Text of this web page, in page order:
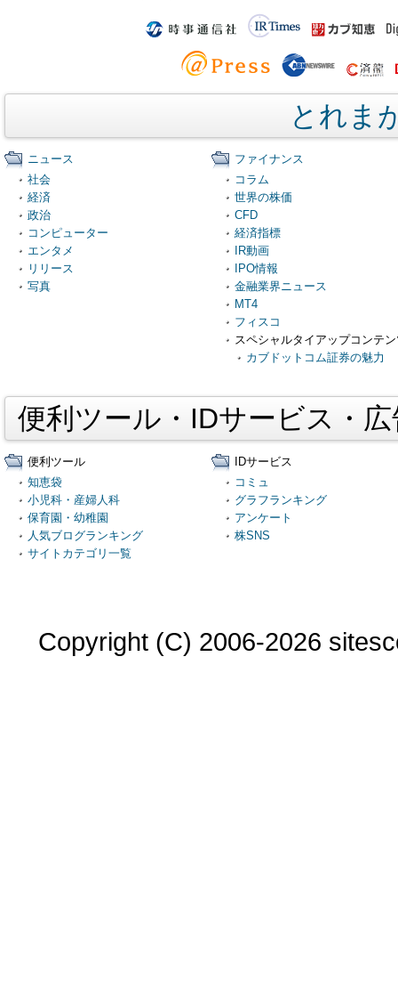
とれま
ニュース
社会
経済
政治
コンピューター
エンタメ
リリース
写真
ファイナンス
コラム
世界の株価
CFD
経済指標
IR動画
IPO情報
金融業界ニュース
MT4
フィスコ
スペシャルタイアップコンテ
カブドットコム証券の魅力
便利ツール・IDサービス・
便利ツール
知恵袋
小児科・産婦人科
保育園・幼稚園
人気ブログランキング
サイトカテゴリ一覧
IDサービス
コミュ
グラフランキング
アンケート
株SNS
Copyright (C) 2006-2026